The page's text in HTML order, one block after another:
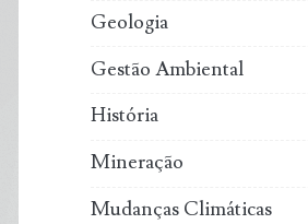
Geologia
Gestão Ambiental
História
Mineração
Mudanças Climáticas